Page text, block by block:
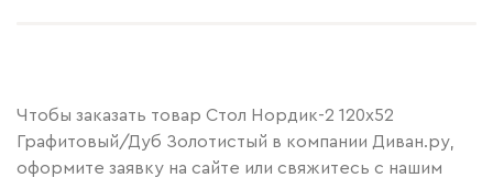
Чтобы заказать товар Стол Нордик-2 120x52
Графитовый/Дуб Золотистый в компании Диван.ру,
оформите заявку на сайте или свяжитесь с нашим